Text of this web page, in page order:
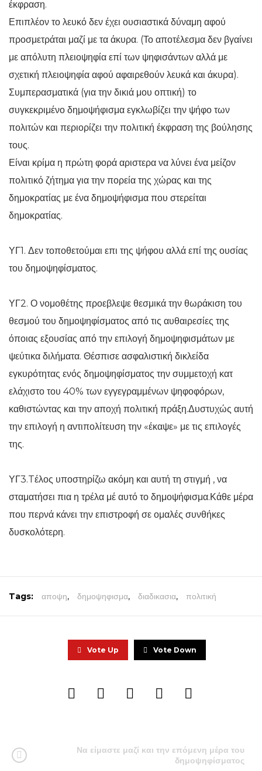
έκφραση.
Επιπλέον το λευκό δεν έχει ουσιαστικά δύναμη αφού
προσμετράται μαζί με τα άκυρα. (Το αποτέλεσμα δεν βγαίνει
με απόλυτη πλειοψηφία επί των ψηφισάντων αλλά με
σχετική πλειοψηφία αφού αφαιρεθούν λευκά και άκυρα).
Συμπερασματικά (για την δικιά μου οπτική) το
συγκεκριμένο δημοψήφισμα εγκλωβίζει την ψήφο των
πολιτών και περιορίζει την πολιτική έκφραση της βούλησης
τους.
Είναι κρίμα η πρώτη φορά αριστερα να λύνει ένα μείζον
πολιτικό ζήτημα για την πορεία της χώρας και της
δημοκρατίας με ένα δημοψήφισμα που στερείται
δημοκρατίας.
ΥΓ1. Δεν τοποθετούμαι επι της ψήφου αλλά επί της ουσίας
του δημοψηφίσματος.
ΥΓ2. Ο νομοθέτης προεβλεψε θεσμικά την θωράκιση του
θεσμού του δημοψηφίσματος από τις αυθαιρεσίες της
όποιας εξουσίας από την επιλογή δημοψηφισμάτων με
ψεύτικα διλήματα. Θέσπισε ασφαλιστική δικλείδα
εγκυρότητας ενός δημοψηφίσματος την συμμετοχή κατ
ελάχιστο του 40% των εγγεγραμμένων ψηφοφόρων,
καθιστώντας και την αποχή πολιτική πράξη.Δυστυχώς αυτή
την επιλογή η αντιπολίτευση την «έκαψε» με τις επιλογές
της.
ΥΓ3.Tέλος υποστηρίζω ακόμη και αυτή τη στιγμή , να
σταματήσει πια η τρέλα μέ αυτό το δημοψήφισμα.Κάθε μέρα
που περνά κάνει την επιστροφή σε ομαλές συνθήκες
δυσκολότερη.
Tags: αποψη, δημοψηφισμα, διαδικασια, πολιτική
Vote Up Vote Down
Να είμαστε μαζί και την επόμενη μέρα του
δημοψηφίσματος